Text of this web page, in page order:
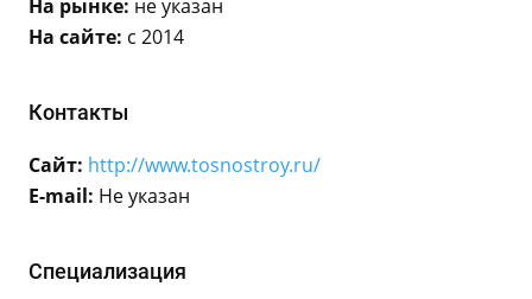
На рынке: не указан
На сайте: с 2014
Контакты
Сайт: http://www.tosnostroy.ru/
E-mail: Не указан
Специализация